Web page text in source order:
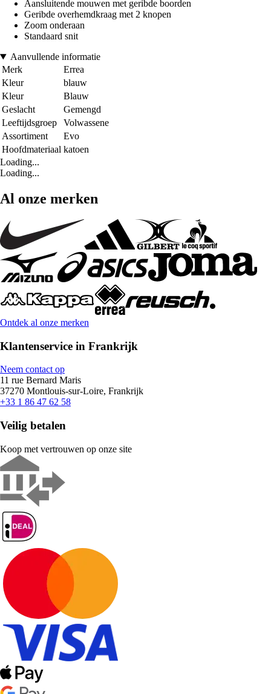
Aansluitende mouwen met geribde boorden
Geribde overhemdkraag met 2 knopen
Zoom onderaan
Standaard snit
Aanvullende informatie
Merk
Errea
Kleur
blauw
Kleur
Blauw
Geslacht
Gemengd
Leeftijdsgroep
Volwassene
Assortiment
Evo
Hoofdmateriaal katoen
Loading...
Loading...
Al onze merken
Ontdek al onze merken
Klantenservice in Frankrijk
Neem contact op
11 rue Bernard Maris
37270 Montlouis-sur-Loire, Frankrijk
+33 1 86 47 62 58
Veilig betalen
Koop met vertrouwen op onze site